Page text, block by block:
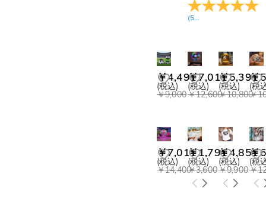
(5レビュー
￥4,491
(税込)
￥9,000
￥7,011
(税込)
￥12,600
￥5,391
(税込)
￥10,800
￥
(税
￥
￥7,011
(税込)
￥14,400
￥1,791
(税込)
￥3,600
￥4,851
(税込)
￥9,900
￥
(税
￥